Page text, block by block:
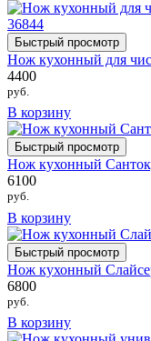
Быстрый просмотр
Нож кухонный для
4400
руб.
В корзину
Быстрый просмотр
Нож кухонный
6100
руб.
В корзину
Быстрый просмотр
Нож кухонный
6800
руб.
В корзину